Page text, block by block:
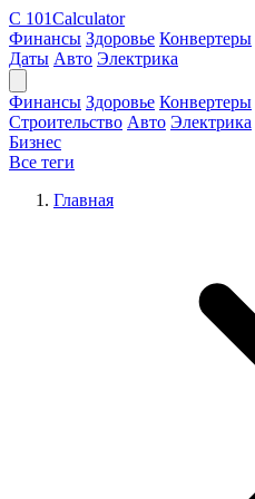
C 101Calculator
Финансы Здоровье Конвертеры
Даты Авто Электрика
Финансы Здоровье Конвертеры
Строительство Авто Электрика
Бизнес
Все теги
Главная